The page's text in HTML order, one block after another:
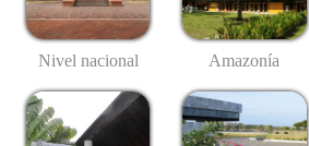
Nivel nacional Amazonía